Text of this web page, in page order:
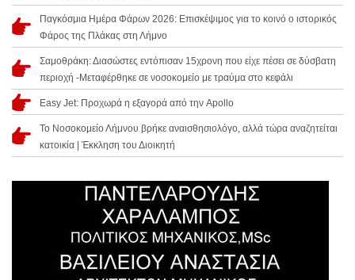
Παγκόσμια Ημέρα Φάρων 2026: Επισκέψιμος για το κοινό ο ιστορικός
Φάρος της Πλάκας στη Λήμνο
Σαμοθράκη: Διασώστες εντόπισαν 15χρονη που είχε πέσει σε δύσβατη
περιοχή -Μεταφέρθηκε σε νοσοκομείο με τραύμα στο κεφάλι
Easy Jet: Προχωρά η εξαγορά από την Apollo
Το Νοσοκομείο Λήμνου βρήκε αναισθησιολόγο, αλλά τώρα αναζητείται
κατοικία | Έκκληση του Διοικητή